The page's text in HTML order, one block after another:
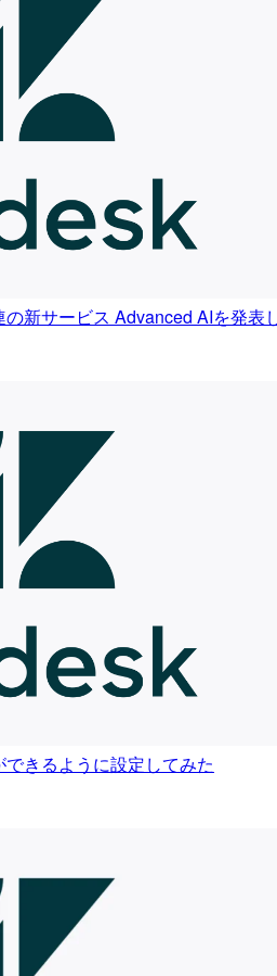
新サービス Advanced AIを発表
きるように設定してみた